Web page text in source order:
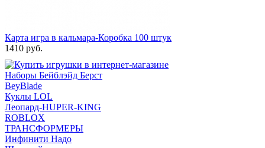
Карта игра в кальмара-Коробка 100 штук
1410 руб.
Наборы Бейблэйд Берст
BeyBlade
Куклы LOL
Леопард-HUPER-KING
ROBLOX
ТРАНСФОРМЕРЫ
Инфинити Надо